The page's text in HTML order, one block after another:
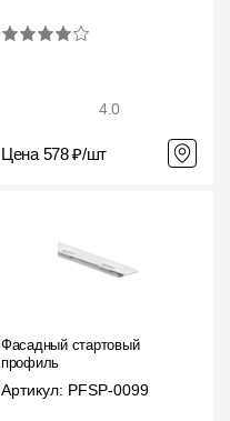
4.0
Цена 578 ₽/шт
Фасадный стартовый
профиль
Артикул: PFSP-0099